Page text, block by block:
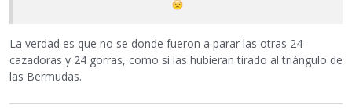
La verdad es que no se donde fueron a parar las otras 24
cazadoras y 24 gorras, como si las hubieran tirado al triángulo de
las Bermudas.